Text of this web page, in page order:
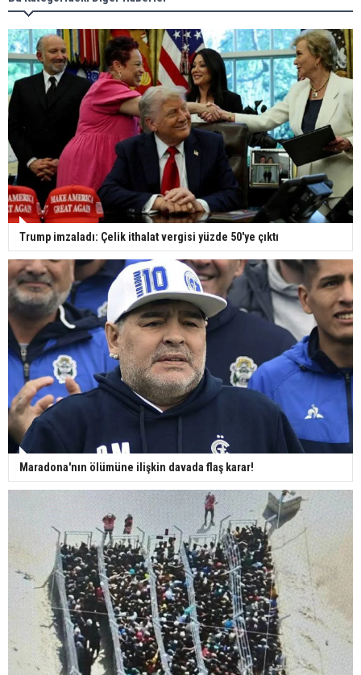
Trump imzaladı: Çelik ithalat vergisi yüzde 50'ye çıktı
Maradona'nın ölümüne ilişkin davada flaş karar!